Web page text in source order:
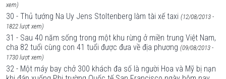
xem)
30 - Thủ tướng Na Uy Jens Stoltenberg làm tài xế taxi (12/08/2013 -
1822 lượt xem)
31 - Sau 40 năm sống trong một khu rừng ở miền trung Việt Nam,
cha 82 tuổi cùng con 41 tuổi được đưa về địa phương (09/08/2013 -
1730 lượt xem)
32 - Một máy bay chở 300 khách đa số là người Hoa và Mỹ bị nạn